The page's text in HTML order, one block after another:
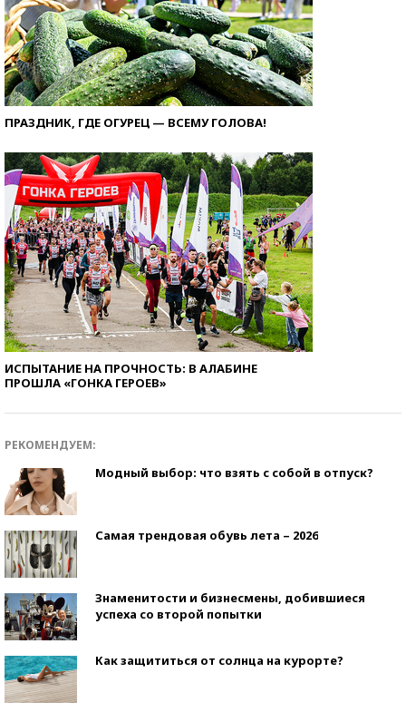
ПРАЗДНИК, ГДЕ ОГУРЕЦ — ВСЕМУ ГОЛОВА!
ИСПЫТАНИЕ НА ПРОЧНОСТЬ: В АЛАБИНЕ
ПРОШЛА «ГОНКА ГЕРОЕВ»
РЕКОМЕНДУЕМ:
Модный выбор: что взять с собой в отпуск?
Самая трендовая обувь лета – 2026
Знаменитости и бизнесмены, добившиеся
успеха со второй попытки
Как защититься от солнца на курорте?